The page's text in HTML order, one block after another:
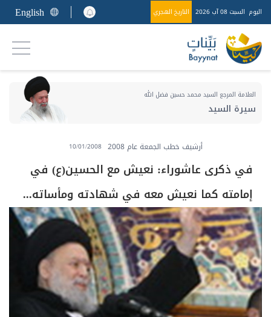
اليوم السبت 08 آب 2026 التاريخ الهجري English
العلامة المرجع السيد محمد حسين فضل الله
سيرة السيد
أرشيف خطب الجمعة عام 2008 10/01/2008
في ذكرى عاشوراء: نعيش مع الحسين(ع) في
إمامته كما نعيش معه في شهادته ومأساته...